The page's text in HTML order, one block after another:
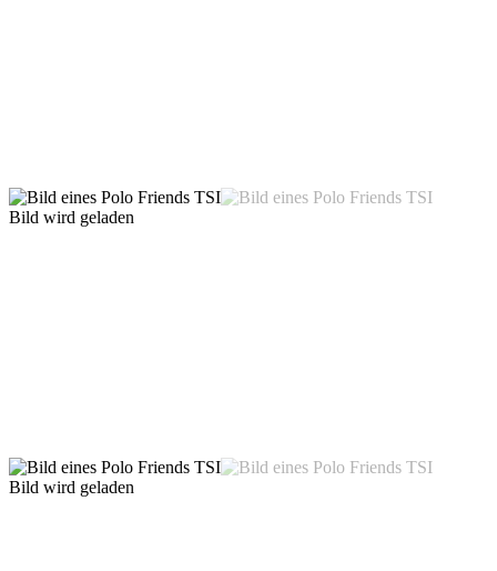
Bild wird geladen
Bild wird geladen